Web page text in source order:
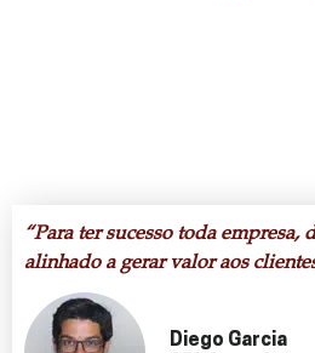
“Para ter sucesso toda empresa,
alinhado a gerar valor aos
Diego Garcia